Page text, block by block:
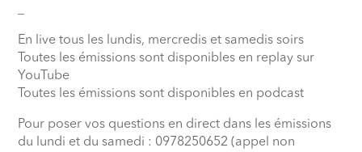
En live tous les lundis, mercredis et samedis soirs
Toutes les émissions sont disponibles en replay sur
YouTube
Toutes les émissions sont disponibles en podcast
Pour poser vos questions en direct dans les émissions
du lundi et du samedi : 0978250652 (appel non